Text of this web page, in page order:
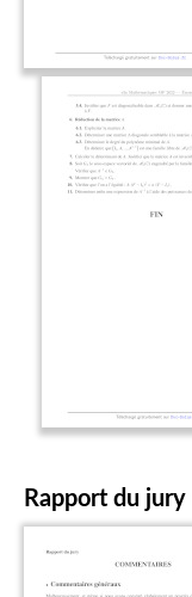
Rapport du jury